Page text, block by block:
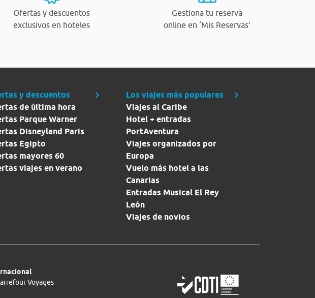
Ofertas y descuentos
exclusivos en hoteles
Gestiona tu reserva
online en ‘Mis Reservas’
y descuentos
de última hora
Parque Warner
Disneyland Paris
Egipto
mayores 60
viajes en verano
Los viajes más populares
Viajes al Caribe
Hotel + entradas
PortAventura
Viajes organizados por
Europa
Vuelo más hotel a las
Canarias
Entradas Musical El Rey
León
Viajes de novios
Voyages